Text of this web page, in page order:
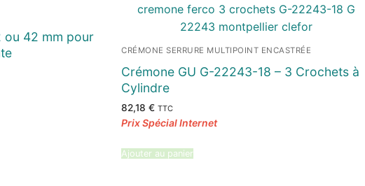
ou 42 mm pour
CRÉMONE SERRURE MULTIPOINT ENCASTRÉE
Crémone GU G-22243-18 – 3 Crochets à
Cylindre
82,18€ TTC
Ajouter au panier